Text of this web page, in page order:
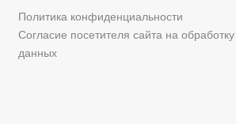
Политика конфиденциальности
Согласие посетителя сайта на
данных